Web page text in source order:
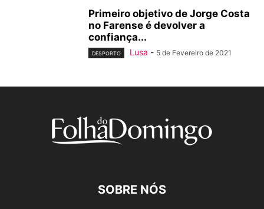
Primeiro objetivo de Jorge Costa
no Farense é devolver a
confiança...
DESPORTO Lusa - 5 de Fevereiro de 2021
SOBRE NÓS